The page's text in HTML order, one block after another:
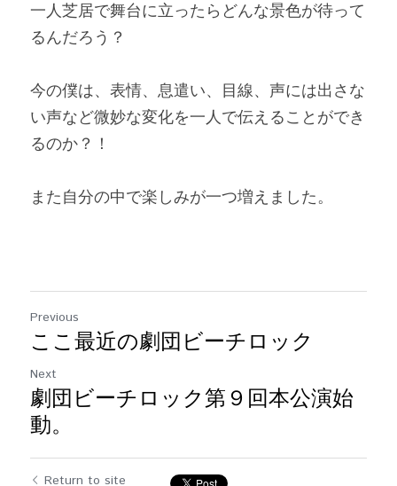
一人芝居で舞台に立ったらどんな景色が待って
るんだろう？
今の僕は、表情、息遣い、目線、声には出さな
い声など微妙な変化を一人で伝えることができ
るのか？！
また自分の中で楽しみが一つ増えました。
Previous
ここ最近の劇団ビーチロック
Next
劇団ビーチロック第９回本公演始
動。
Return to site